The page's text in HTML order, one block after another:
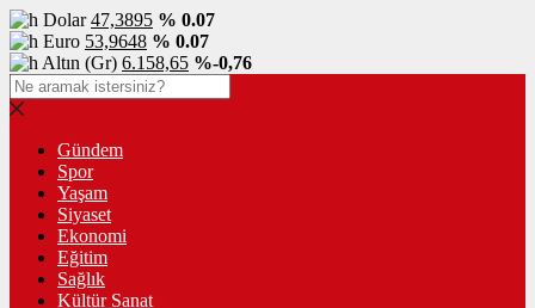
Dolar47,3895 % 0.07
Euro 53,9648 % 0.07
Altın (Gr) 6.158,65 %-0,76
Gündem
Spor
Yaşam
Siyaset
Ekonomi
Eğitim
Sağlık
Kültür Sanat